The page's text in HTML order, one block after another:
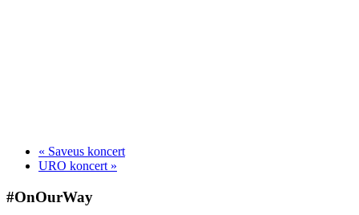
« Saveus koncert
URO koncert »
#OnOurWay